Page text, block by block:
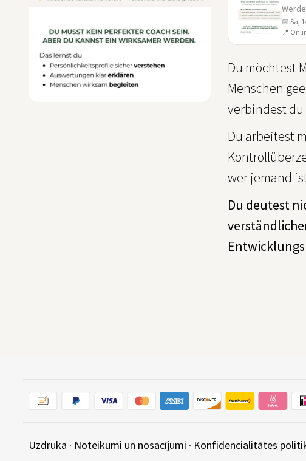
📅 Sa,
📍
Du möchtest
Menschen
verbindest
Du arbeitest
wer jemand
Du deutest
Uzdruka · Noteikumi un nosacījumi · Konfidencialitātes